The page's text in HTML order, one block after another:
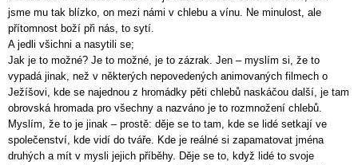
jsme mu tak blízko, on mezi námi v chlebu a vínu. Ne minulost, ale
přítomnost boží při nás, to sytí.
A jedli všichni a nasytili se;
Jak je to možné? Je to možné, je to zázrak. Jen – myslím si, že to
vypadá jinak, než v některých nepovedených animovaných filmech o
Ježíšovi, kde se najednou z hromádky pěti chlebů naskáčou další, je tam
obrovská hromada pro všechny a nazváno je to rozmnožení chlebů.
Myslím, že to je jinak – prostě: děje se to tam, kde se lidé setkají ve
společenství, kde vidí do tváře. Kde je reálné si zapamatovat jména
druhých a mít v mysli jejich příběhy. Děje se to, když lidé to svoje